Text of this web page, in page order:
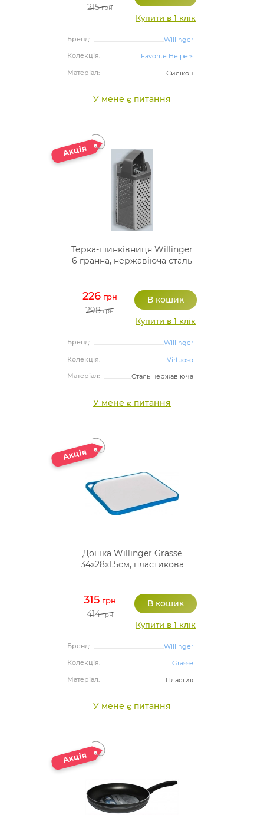
215грн
Купити в 1 клік
Бренд:
Willinger
Колекція:
Favorite Helpers
Матеріал:
Силікон
У мене є питання
Терка-шинківниця Willinger
6 гранна, нержавіюча сталь
226грн
298грн
Купити в 1 клік
Бренд:
Willinger
Колекція:
Virtuoso
Матеріал:
Сталь нержавіюча
У мене є питання
Дошка Willinger Grasse
34х28х1.5см, пластикова
315грн
414грн
Купити в 1 клік
Бренд:
Willinger
Колекція:
Grasse
Матеріал:
Пластик
У мене є питання